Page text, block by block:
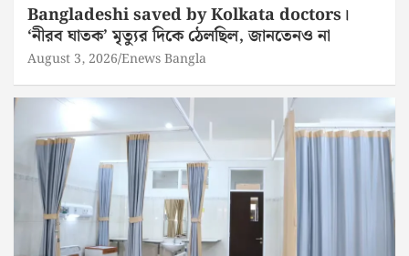
Bangladeshi saved by Kolkata doctors।
‘নীরব ঘাতক’ মৃত্যুর দিকে ঠেলছিল, জানতেনও না
August 3, 2026 Enews Bangla